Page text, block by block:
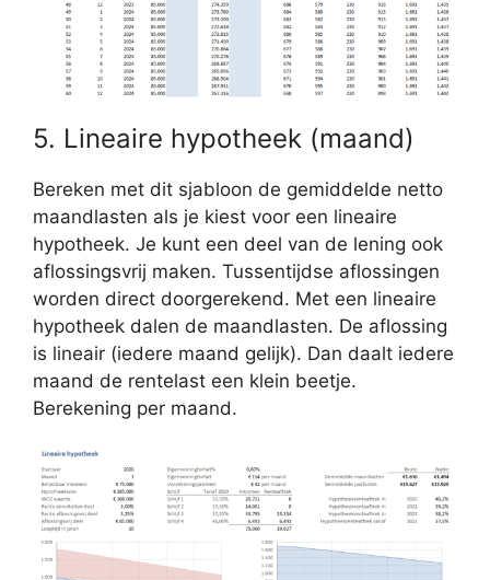
5. Lineaire hypotheek (maand)
Bereken met dit sjabloon de gemiddelde netto
maandlasten als je kiest voor een lineaire
hypotheek. Je kunt een deel van de lening ook
aflossingsvrij maken. Tussentijdse aflossingen
worden direct doorgerekend. Met een lineaire
hypotheek dalen de maandlasten. De aflossing
is lineair (iedere maand gelijk). Dan daalt iedere
maand de rentelast een klein beetje.
Berekening per maand.